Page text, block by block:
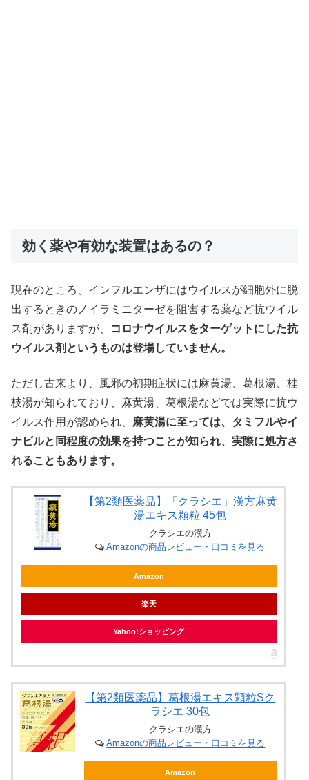
効く薬や有効な装置はあるの？
現在のところ、インフルエンザにはウイルスが細胞外に脱
出するときのノイラミニターゼを阻害する薬など抗ウイル
ス剤がありますが、
コロナウイルスをターゲットにした抗
ウイルス剤というものは登場していません。
ただし古来より、風邪の初期症状には麻黄湯、葛根湯、桂
枝湯が知られており、麻黄湯、葛根湯などでは実際に抗ウ
イルス作用が認められ、 麻黄湯に至っては、タミフルやイ
ナビルと同程度の効果を持つことが知られ、実際に処方さ
れることもあります。
【第2類医薬品】「クラシエ」漢方麻黄
湯エキス顆粒 45包
クラシエの漢方
Amazonの商品レビュー・口コミを見る
Amazon
楽天
Yahoo!ショッピング
【第2類医薬品】葛根湯エキス顆粒Sク
ラシエ 30包
クラシエの漢方
Amazonの商品レビュー・口コミを見る
Amazon